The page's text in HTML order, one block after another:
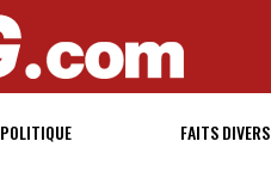
POLITIQUE FAITS DIVERS